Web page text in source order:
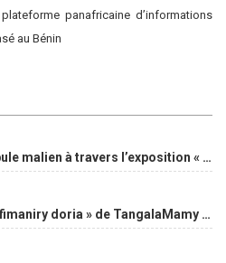
plateforme panafricaine d’informations
au Bénin
Explorer le vestibule malien à travers l’exposition « Maaya Bulon »
L’exposition « Zafimaniry doria » de TangalaMamy honore la mémoire d’un peuple malgache